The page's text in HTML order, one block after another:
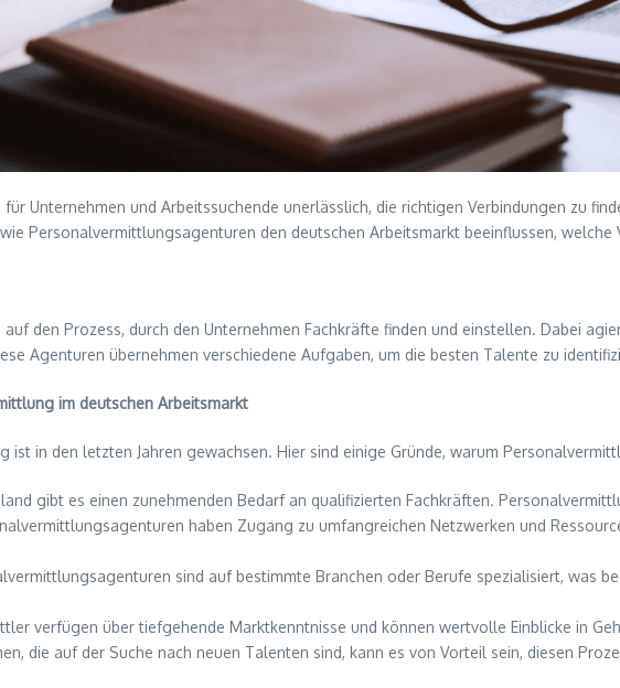
Unternehmen und Arbeitssuchende unerlässlich, die richtigen Verbindungen zu
Personalvermittlungsagenturen den deutschen Arbeitsmarkt beeinflussen,
auf den Prozess, durch den Unternehmen Fachkräfte finden und einstellen. Dabei
Agenturen übernehmen verschiedene Aufgaben, um die besten Talente zu
im deutschen Arbeitsmarkt
ist in den letzten Jahren gewachsen. Hier sind einige Gründe, warum
gibt es einen zunehmenden Bedarf an qualifizierten Fachkräften.
haben Zugang zu umfangreichen Netzwerken und
sind auf bestimmte Branchen oder Berufe spezialisiert, was
verfügen über tiefgehende Marktkenntnisse und können wertvolle Einblicke in
die auf der Suche nach neuen Talenten sind, kann es von Vorteil sein, diesen